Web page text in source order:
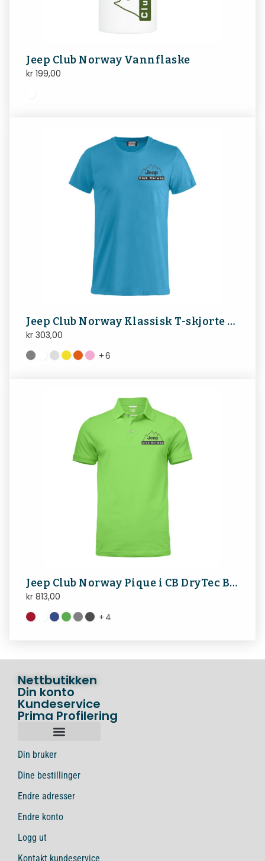
Jeep Club Norway Vannflaske
kr 199,00
Jeep Club Norway Klassisk T-skjorte Barn
kr 303,00
+6
Jeep Club Norway Pique i CB DryTec Bomull
kr 813,00
+ 4
Nettbutikken
Din konto
Kundeservice
Prima Profilering
Din bruker
Dine bestillinger
Endre adresser
Endre konto
Logg ut
Kontakt kundeservice